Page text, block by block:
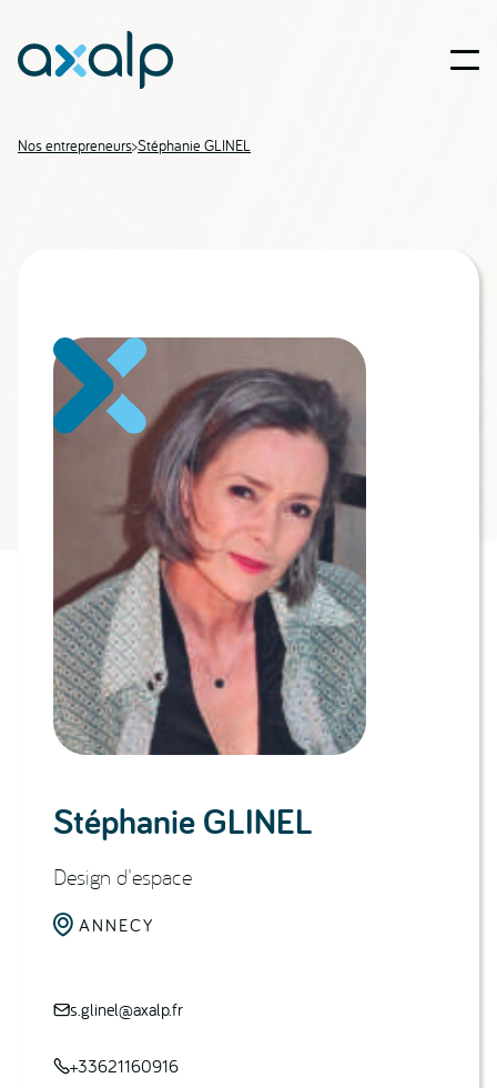
Nos entrepreneurs>Stéphanie GLINEL
Stéphanie GLINEL
Design d'espace
 ANNECY
s.glinel@axalp.fr
+33621160916